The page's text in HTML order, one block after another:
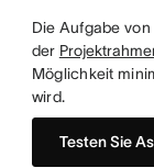
Die Aufgabe
der
Möglichkeit
wird.
Testen Sie